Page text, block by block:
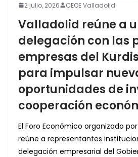
2 julio, 2026 CEOE Valladolid
Valladolid reúne a
delegación con las
empresas del
para impulsar
oportunidades de
cooperación
El Foro Económico organizado por
reúne a representantes
delegación empresarial del